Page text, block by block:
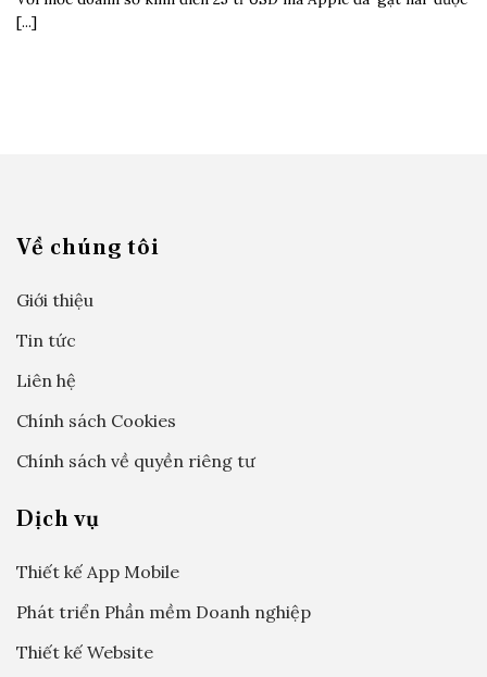
[...]
Về chúng tôi
Giới thiệu
Tin tức
Liên hệ
Chính sách Cookies
Chính sách về quyền riêng tư
Dịch vụ
Thiết kế App Mobile
Phát triển Phần mềm Doanh nghiệp
Thiết kế Website